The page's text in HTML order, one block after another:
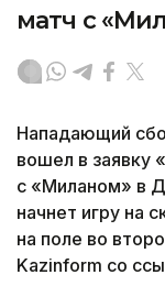
матч с
Нападающий
вошел в заявку
с «Миланом» в
начнет игру на
на поле во
Kazinform со